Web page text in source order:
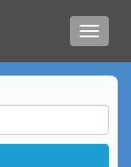
Menú
de